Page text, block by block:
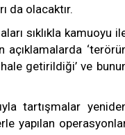
da olacaktır.
sıklıkla kamuoyu
açıklamalarda
getirildiği’ ve
tartışmalar
yapılan